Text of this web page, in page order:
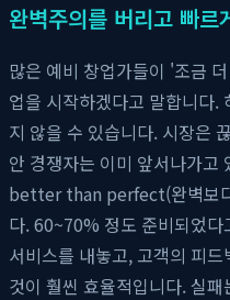
완벽주의를 버리고 빠르
많은 예비 창업가들이 '조금
업을 시작하겠다고 말합니다.
지 않을 수 있습니다. 시장은
안 경쟁자는 이미 앞서나가
better than perfect(완벽보
다. 60~70% 정도 준비되었
서비스를 내놓고, 고객의 피
것이 훨씬 효율적입니다. 실